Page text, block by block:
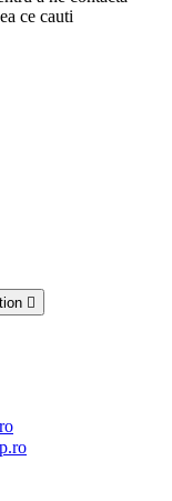
ce cauti
